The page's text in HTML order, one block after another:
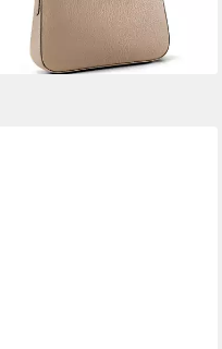
lieferbar - in 2-3 Werktagen bei dir